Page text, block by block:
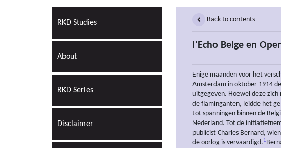
RKD Studies
About
RKD Series
Disclaimer
Back to contents
l'Echo Belge en
Enige maanden voor het
Amsterdam in oktober 1914
uitgegeven. Hoewel deze
de flaminganten, leidde het
tot spanningen binnen de
Nederland. Tot de
publicist Charles Bernard,
de oorlog is vervaardigd.1